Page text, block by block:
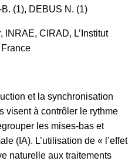
(1), DEBUS N. (1)
INRAE, CIRAD, L’Institut
et la synchronisation
visent à contrôler le rythme
les mises-bas et
(IA). L’utilisation de « l’effet
naturelle aux traitements